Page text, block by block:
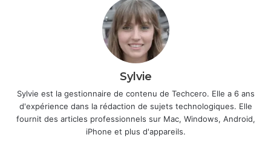
Sylvie
Sylvie est la gestionnaire de contenu de Techcero. Elle a 6 ans
d'expérience dans la rédaction de sujets technologiques. Elle
fournit des articles professionnels sur Mac, Windows, Android,
iPhone et plus d'appareils.